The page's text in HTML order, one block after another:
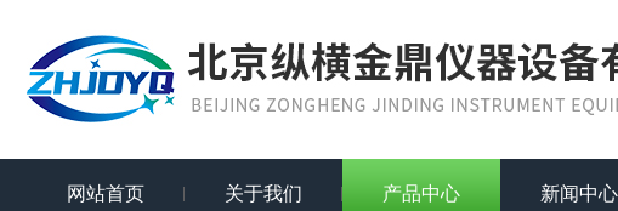
网站首页 关于我们 产品中心 新闻中心